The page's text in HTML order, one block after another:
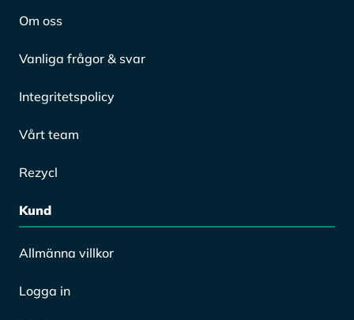
Om oss
Vanliga frågor & svar
Integritetspolicy
Vårt team
Rezycl
Kund
Allmänna villkor
Logga in